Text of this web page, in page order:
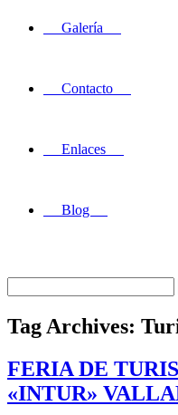
Galería
Contacto
Enlaces
Blog
Tag Archives:
FERIA DE
«INTUR»